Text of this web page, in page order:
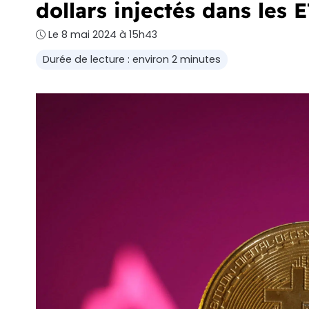
dollars injectés dans les
Le 8 mai 2024 à 15h43
Durée de lecture : environ 2 minutes